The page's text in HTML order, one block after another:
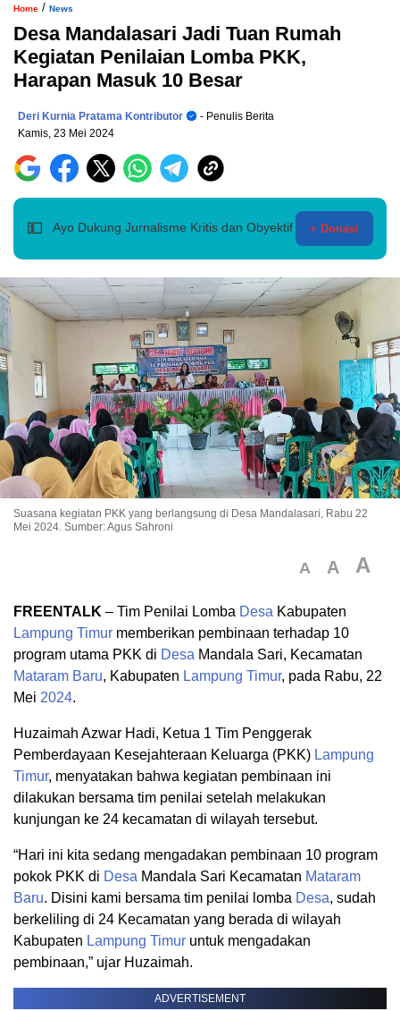
Home / News
Desa Mandalasari Jadi Tuan Rumah
Kegiatan Penilaian Lomba PKK,
Harapan Masuk 10 Besar
Deri Kurnia Pratama Kontributor
- Penulis Berita
Kamis, 23 Mei 2024
💵 Ayo Dukung Jurnalisme Kritis dan Obyektif + Donasi
Suasana kegiatan PKK yang berlangsung di Desa Mandalasari, Rabu 22
Mei 2024. Sumber: Agus Sahroni
A A A
FREENTALK – Tim Penilai Lomba Desa Kabupaten
Lampung Timur memberikan pembinaan terhadap 10
program utama PKK di Desa Mandala Sari, Kecamatan
Mataram Baru, Kabupaten Lampung Timur, pada Rabu, 22
Mei 2024.
Huzaimah Azwar Hadi, Ketua 1 Tim Penggerak
Pemberdayaan Kesejahteraan Keluarga (PKK) Lampung
Timur, menyatakan bahwa kegiatan pembinaan ini
dilakukan bersama tim penilai setelah melakukan
kunjungan ke 24 kecamatan di wilayah tersebut.
“Hari ini kita sedang mengadakan pembinaan 10 program
pokok PKK di Desa Mandala Sari Kecamatan Mataram
Baru. Disini kami bersama tim penilai lomba Desa, sudah
berkeliling di 24 Kecamatan yang berada di wilayah
Kabupaten Lampung Timur untuk mengadakan
pembinaan,” ujar Huzaimah.
ADVERTISEMENT